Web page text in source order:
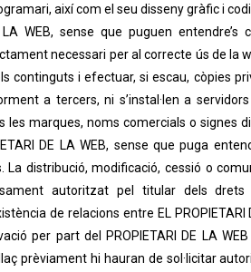
així com el seu disseny gràfic i
WEB, sense que puguen entendre’s
necessari per al correcte ús de la
continguts i efectuar, si escau, còpies
a tercers, ni s’instal·len a
les marques, noms comercials o signes
DE LA WEB, sense que puga
distribució, modificació, cessió o
autoritzat pel titular dels drets
de relacions entre EL
per part del PROPIETARI DE LA
prèviament hi hauran de sol·licitar